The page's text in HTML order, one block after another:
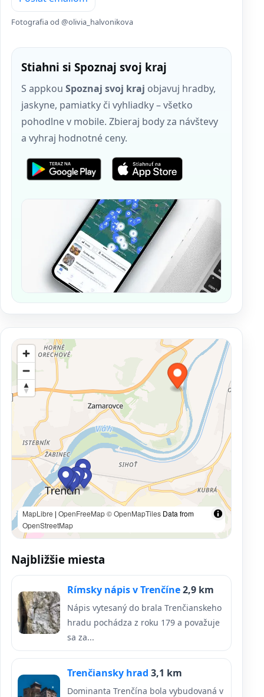
Fotografia od @olivia_halvonikova
Stiahni si Spoznaj svoj kraj
S appkou Spoznaj svoj kraj objavuj hradby,
jaskyne, pamiatky či vyhliadky – všetko
pohodlne v mobile. Zbieraj body za návštevy
a vyhraj hodnotné ceny.
MapLibre | OpenFreeMap© OpenMapTiles Data from
OpenStreetMap
Najbližšie miesta
Rímsky nápis v Trenčíne2,9 km
Nápis vytesaný do brala Trenčianskeho
hradu pochádza z roku 179 a považuje
sa za...
Trenčiansky hrad 3,1 km
Dominanta Trenčína bola vybudovaná v